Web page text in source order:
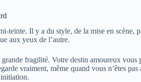
teinte. Il y a du style, de la mise en scène,
aux yeux de l’autre.
fragilité. Votre destin amoureux vous
vraiment, même quand vous n’êtes
initiation.